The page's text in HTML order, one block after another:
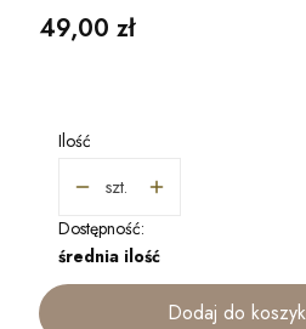
Cena
49,00 zł
Ilość
szt.
Dostępność:
średnia ilość
Dodaj do